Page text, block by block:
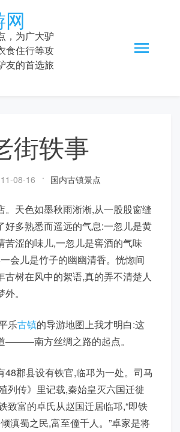
，为广大驴
食住行等攻
友的首选旅
街轶事
08-16 国内古镇景点
。天色如墨秋雨淅淅,从一股股窗缝
好多熟悉而遥远的气息:一忽儿是黄
苦涩的味儿,一忽儿是窖酒的气味
会儿是竹子的幽幽清香。恍惚间
古树在风中的絮语,真的弄不清楚人
。
乐古镇的导游地图上我才明白:这
———南方丝绸之路的起点。
郡县设有铁官,临邛为一处。司马
列传》里记载,秦始皇灭六国迁徙
致富的卓氏从赵国迁居临邛,“即铁
滇蜀之民,富至僮千人。”卓家是将